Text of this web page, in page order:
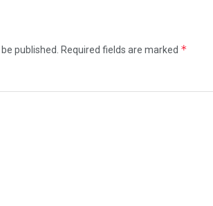
published. Required fields are marked *